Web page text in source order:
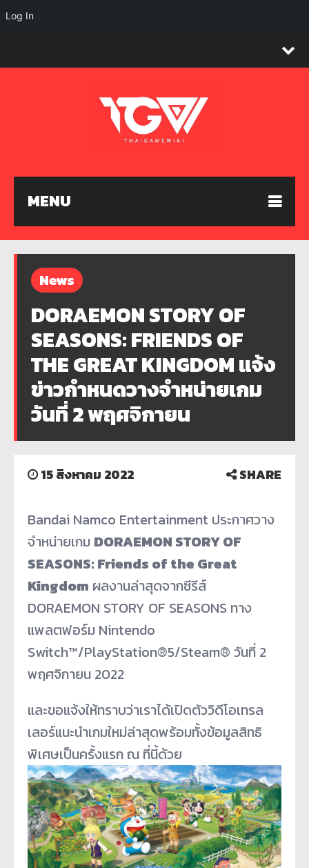
MENU
News
DORAEMON STORY OF
SEASONS: FRIENDS OF
THE GREAT KINGDOM แจ้ง
ข่าวกำหนดวางจำหน่ายเกม
วันที่ 2 พฤศจิกายน
15 สิงหาคม 2022 SHARE
Bandai Namco Entertainment ประกาศวาง
จำหน่ายเกม DORAEMON STORY OF
SEASONS: Friends of the Great
Kingdom ผลงานล่าสุดจากซีรีส์
DORAEMON STORY OF SEASONS ทาง
แพลตฟอร์ม Nintendo
Switch™/PlayStation®5/Steam® วันที่ 2
พฤศจิกายน 2022
และขอแจ้งให้ทราบว่าเราได้เปิดตัววิดีโอเทรล
เลอร์แนะนำเกมใหม่ล่าสุดพร้อมทั้งข้อมูลสิทธิ
พิเศษเป็นครั้งแรก ณ ที่นี้ด้วย
Log In